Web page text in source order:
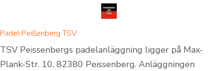
Padel Peißenberg TSV
TSV Peissenbergs padelanläggning ligger på Max-
Plank-Str. 10, 82380 Peissenberg. Anläggningen